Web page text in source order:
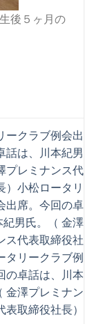
後５ヶ月の
ークラブ例会出
話は、川本紀男
プレミナンス代
小松ロータリ
出席。今回の卓
紀男氏。（ 金澤
ス代表取締役社
タリークラブ例
の卓話は、川本
金澤プレミナン
表取締役社長）